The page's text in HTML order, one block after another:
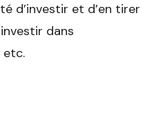
d’investir et d’en tirer
dans
etc.